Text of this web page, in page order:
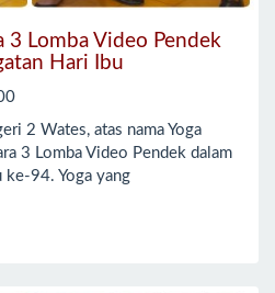
3 Lomba Video Pendek
Hari Ibu
2 Wates, atas nama Yoga
3 Lomba Video Pendek dalam
ke-94. Yoga yang